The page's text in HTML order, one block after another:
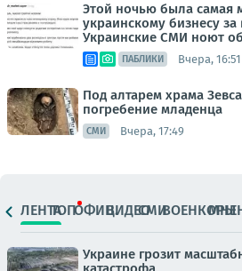
Этой ночью была самая
украинскому бизнесу
Украинские СМИ ноют
ПАБЛИКИ Вчера, 16:51
Под алтарем храма
погребение младенца
СМИ Вчера, 17:49
ЛЕНТАТОПОФИЦ.ВИДЕОСМИВОЕНКОРЫ
Украине грозит